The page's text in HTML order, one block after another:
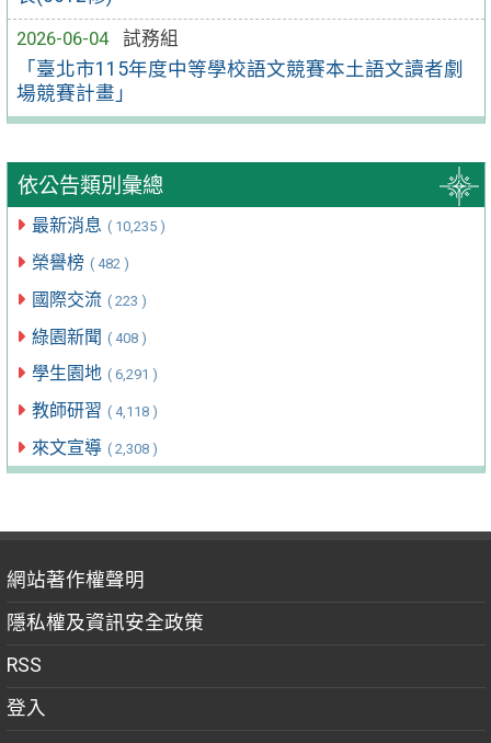
2026-06-04
試務組
「臺北市115年度中等學校語文競賽本土語文讀者劇
場競賽計畫」
依公告類別彙總
最新消息 ( 10,235 )
榮譽榜 ( 482 )
國際交流 ( 223 )
綠園新聞 ( 408 )
學生園地 ( 6,291 )
教師研習 ( 4,118 )
來文宣導 ( 2,308 )
網站著作權聲明
隱私權及資訊安全政策
RSS
登入